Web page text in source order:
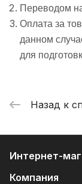
Переводом
Оплата за
данном
для
Назад к
Интернет-
Компания